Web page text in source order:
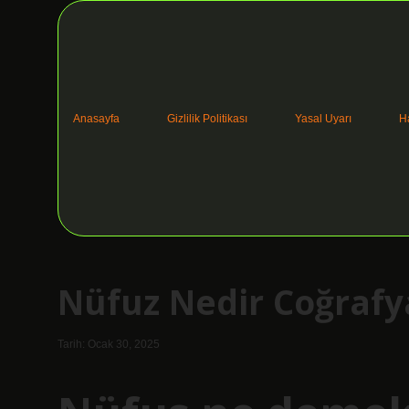
Anasayfa Gizlilik Politikası Yasal Uyarı
Nüfuz Nedir
Tarih: Ocak 30, 2025